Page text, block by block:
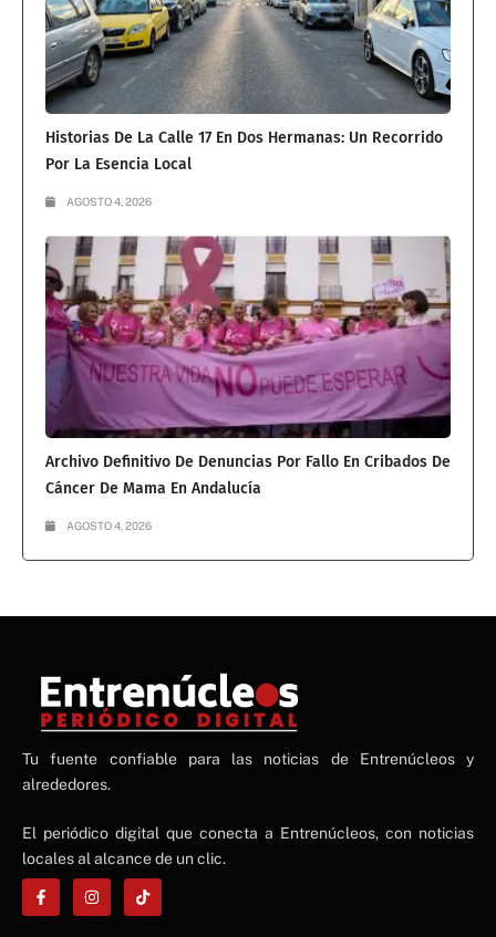
Historias De La Calle 17 En Dos Hermanas: Un Recorrido
Por La Esencia Local
AGOSTO 4, 2026
Archivo Definitivo De Denuncias Por Fallo En Cribados De
Cáncer De Mama En Andalucía
AGOSTO 4, 2026
NE
NEWS ELEMENTOR
Tu fuente confiable para las noticias de Entrenúcleos y
alrededores.
El periódico digital que conecta a Entrenúcleos, con noticias
locales al alcance de un clic.